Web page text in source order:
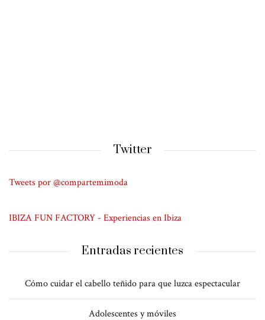
Twitter
Tweets por @compartemimoda
IBIZA FUN FACTORY - Experiencias en Ibiza
Entradas recientes
Cómo cuidar el cabello teñido para que luzca espectacular
Adolescentes y móviles